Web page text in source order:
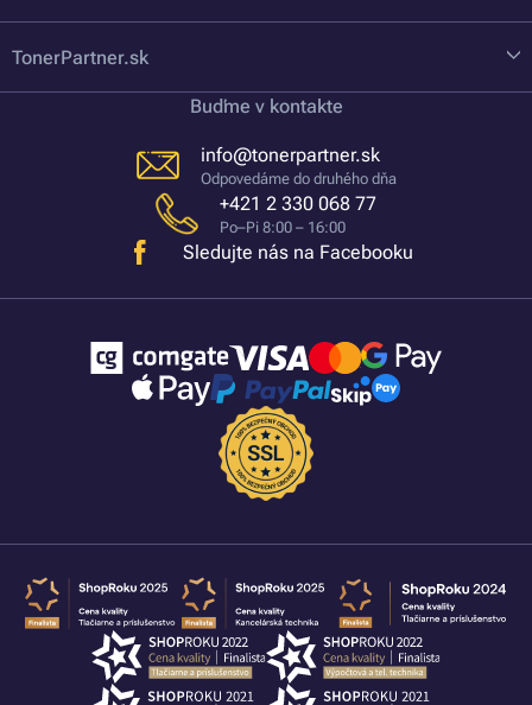
TonerPartner.sk
Buďme v kontakte
info@tonerpartner.sk
Odpovedáme do druhého dňa
+421 2 330 068 77
Po–Pi 8:00 – 16:00
Sledujte nás na Facebooku